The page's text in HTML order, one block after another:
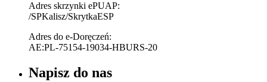
Adres skrzynki ePUAP:
/SPKalisz/SkrytkaESP
Adres do e-Doręczeń:
AE:PL-75154-19034-HBURS-20
Napisz do nas